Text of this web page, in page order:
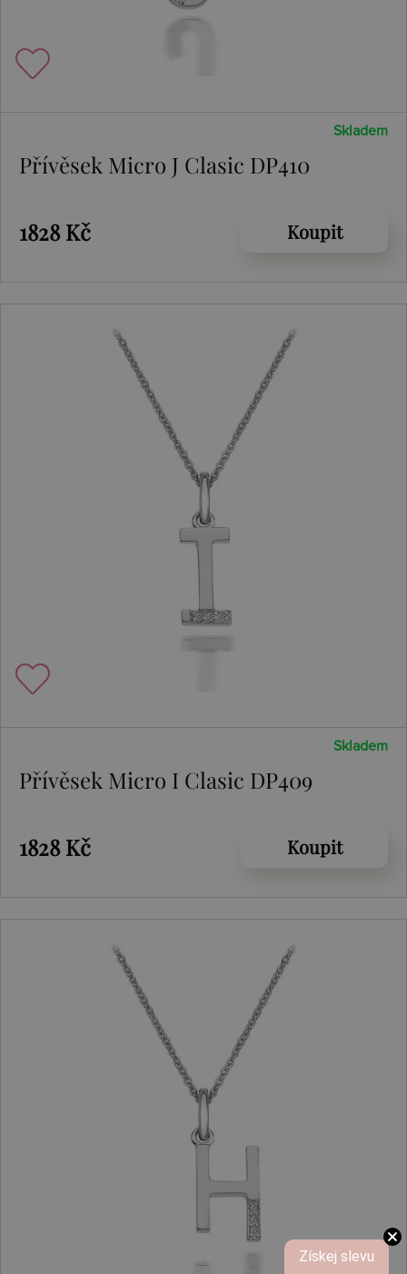
Skladem
Přívěsek Micro J Clasic DP410
1828 Kč Koupit
Skladem
Přívěsek Micro I Clasic DP409
1828 Kč Koupit
Získej slevu